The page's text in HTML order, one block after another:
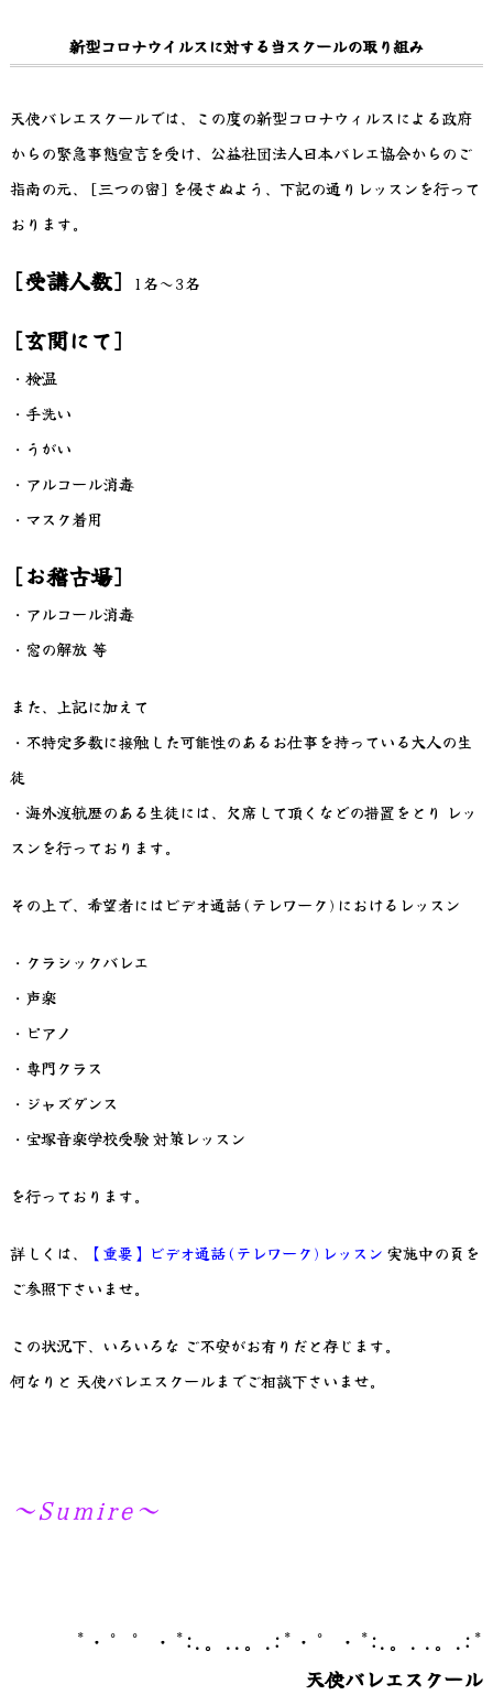
新型コロナウイルスに対する当スクールの取り組み
天使バレエスクールでは、この度の新型コロナウィルスによる政府
からの緊急事態宣言を受け、公益社団法人日本バレエ協会からのご
指南の元、[三つの密]を侵さぬよう、下記の通りレッスンを行って
おります。
[受講人数] 1名～3名
[玄関にて]
・検温
・手洗い
・うがい
・アルコール消毒
・マスク着用
[お稽古場]
・アルコール消毒
・窓の解放 等
また、上記に加えて
・不特定多数に接触した可能性のあるお仕事を持っている大人の生
徒
・海外渡航歴のある生徒には、欠席して頂くなどの措置をとり レッ
スンを行っております。
その上で、希望者にはビデオ通話(テレワーク)におけるレッスン
・クラシックバレエ
・声楽
・ピアノ
・専門クラス
・ジャズダンス
・宝塚音楽学校受験 対策レッスン
を行っております。
詳しくは、 【重要】ビデオ通話(テレワーク)レッスン 実施中の頁を
ご参照下さいませ。
この状況下、いろいろな ご不安がお有りだと存じます。
何なりと 天使バレエスクールまでご相談下さいませ。
～Sumire～
*・゜゜・*:.。..。.:*・゜・*:.。. .。.:*
天使バレエスクール